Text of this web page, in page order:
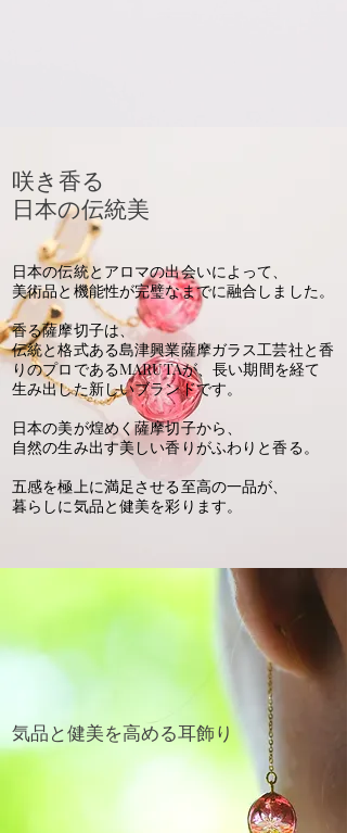
咲き香る
日本の伝統美
日本の伝統とアロマの出会いによって、
美術品と機能性が完璧なまでに融合しました。
香る薩摩切子は、
伝統と格式ある島津興業薩摩ガラス工芸社と香
りのプロであるMARUTAが、長い期間を経て
生み出した新しいブランドです。
日本の美が煌めく薩摩切子から、
自然の生み出す美しい香りがふわりと香る。
五感を極上に満足させる至高の一品が、
暮らしに気品と健美を彩ります。
気品と健美を高める耳飾り